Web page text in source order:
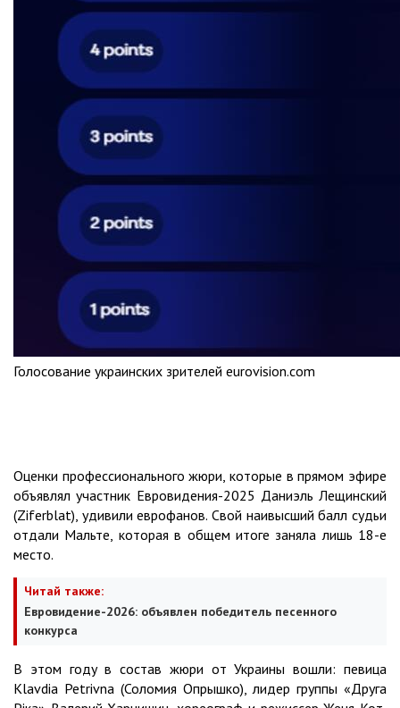
Голосование украинских зрителей eurovision.com
Оценки профессионального жюри, которые в прямом эфире
объявлял участник Евровидения-2025 Даниэль Лещинский
(Ziferblat), удивили еврофанов. Свой наивысший балл судьи
отдали Мальте, которая в общем итоге заняла лишь 18-е
место.
Читай также:
Евровидение-2026: объявлен победитель песенного
конкурса
В этом году в состав жюри от Украины вошли: певица
Klavdia Petrivna (Соломия Опрышко), лидер группы «Друга